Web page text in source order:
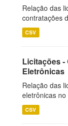
Relação das
contratações
CSV
Licitações -
Eletrônicas
Relação das
eletrônicas
CSV